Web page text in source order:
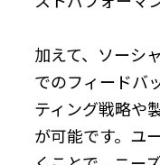
加えて、ソーシ
でのフィードバ
ティング戦略や
が可能です。ユ